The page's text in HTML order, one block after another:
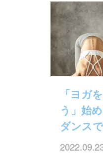
「ヨガ
う」始
ダンス